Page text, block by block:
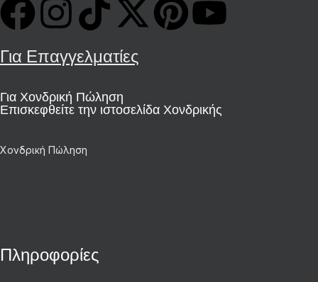
Για Επαγγελματίες
Για Χονδρική Πώληση
Επισκεφθείτε την ιστοσελίδα Χονδρικής
Χονδρική Πώληση
Πληροφορίες